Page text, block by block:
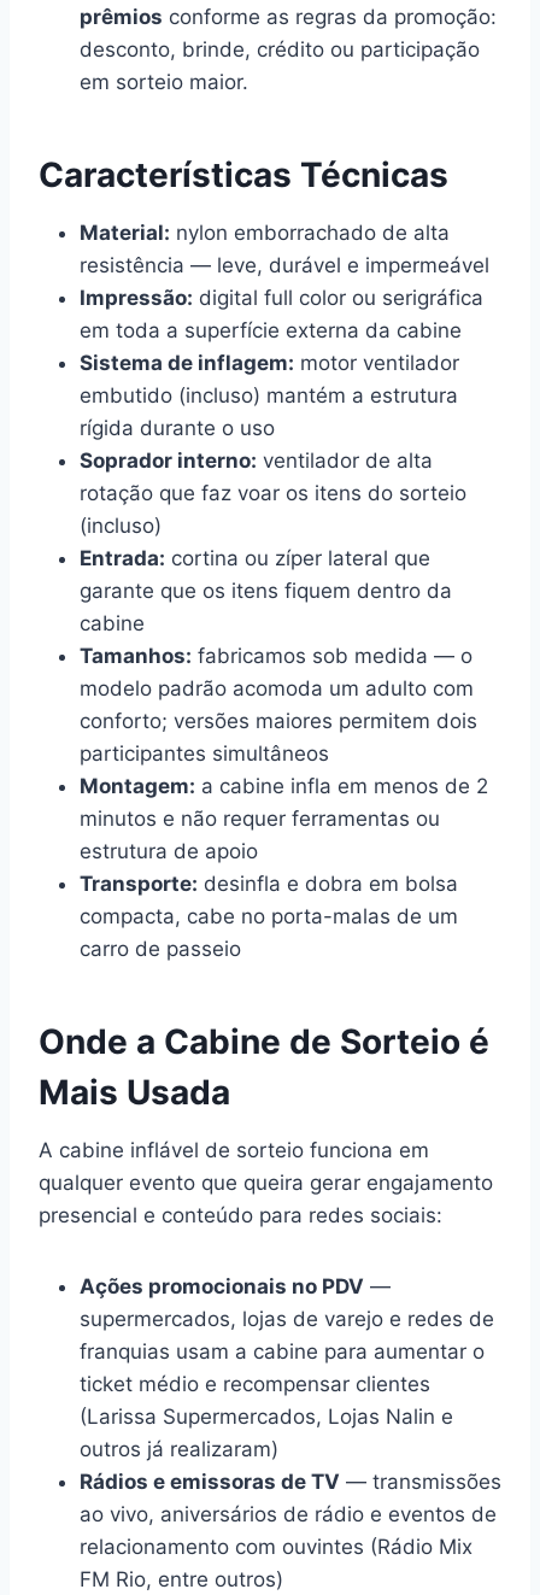
prêmios conforme as regras da promoção:
desconto, brinde, crédito ou participação
em sorteio maior.
Características Técnicas
Material: nylon emborrachado de alta
resistência — leve, durável e impermeável
Impressão: digital full color ou serigráfica
em toda a superfície externa da cabine
Sistema de inflagem: motor ventilador
embutido (incluso) mantém a estrutura
rígida durante o uso
Soprador interno: ventilador de alta
rotação que faz voar os itens do sorteio
(incluso)
Entrada: cortina ou zíper lateral que
garante que os itens fiquem dentro da
cabine
Tamanhos: fabricamos sob medida — o
modelo padrão acomoda um adulto com
conforto; versões maiores permitem dois
participantes simultâneos
Montagem: a cabine infla em menos de 2
minutos e não requer ferramentas ou
estrutura de apoio
Transporte: desinfla e dobra em bolsa
compacta, cabe no porta-malas de um
carro de passeio
Onde a Cabine de Sorteio é
Mais Usada
A cabine inflável de sorteio funciona em
qualquer evento que queira gerar engajamento
presencial e conteúdo para redes sociais:
Ações promocionais no PDV —
supermercados, lojas de varejo e redes de
franquias usam a cabine para aumentar o
ticket médio e recompensar clientes
(Larissa Supermercados, Lojas Nalin e
outros já realizaram)
Rádios e emissoras de TV — transmissões
ao vivo, aniversários de rádio e eventos de
relacionamento com ouvintes (Rádio Mix
FM Rio, entre outros)